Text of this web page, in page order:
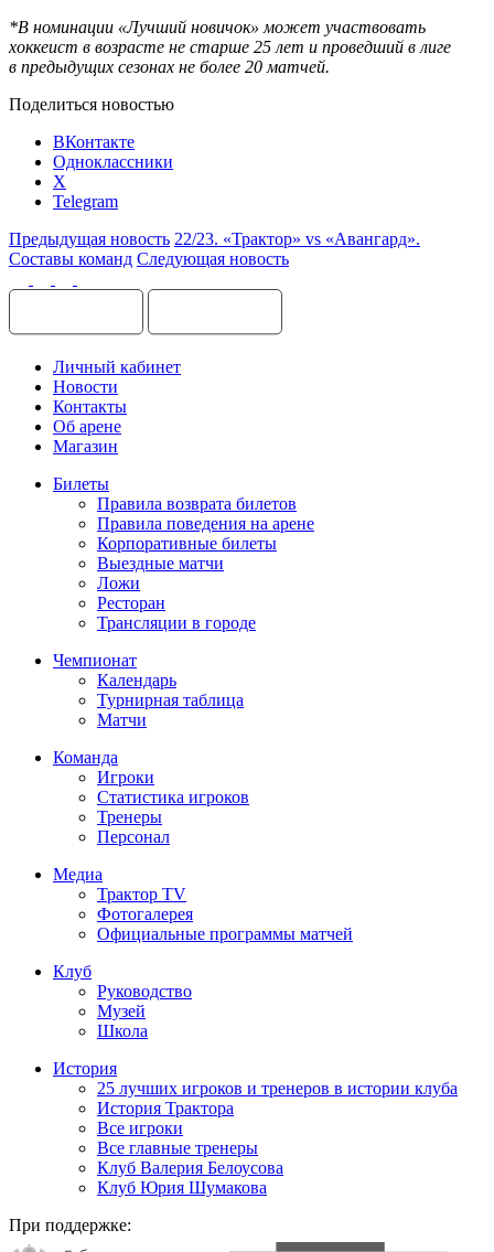
*В номинации «Лучший новичок» может участвовать
хоккеист в возрасте не старше 25 лет и проведший в лиге
в предыдущих сезонах не более 20 матчей.​
Поделиться новостью
ВКонтакте
Одноклассники
X
Telegram
Предыдущая новость 22/23. «Трактор» vs «Авангард».
Составы команд Следующая новость
Личный кабинет
Новости
Контакты
Об арене
Магазин
Билеты
Правила возврата билетов
Правила поведения на арене
Корпоративные билеты
Выездные матчи
Ложи
Ресторан
Трансляции в городе
Чемпионат
Календарь
Турнирная таблица
Матчи
Команда
Игроки
Статистика игроков
Тренеры
Персонал
Медиа
Трактор TV
Фотогалерея
Официальные программы матчей
Клуб
Руководство
Музей
Школа
История
25 лучших игроков и тренеров в истории клуба
История Трактора
Все игроки
Все главные тренеры
Клуб Валерия Белоусова
Клуб Юрия Шумакова
При поддержке: